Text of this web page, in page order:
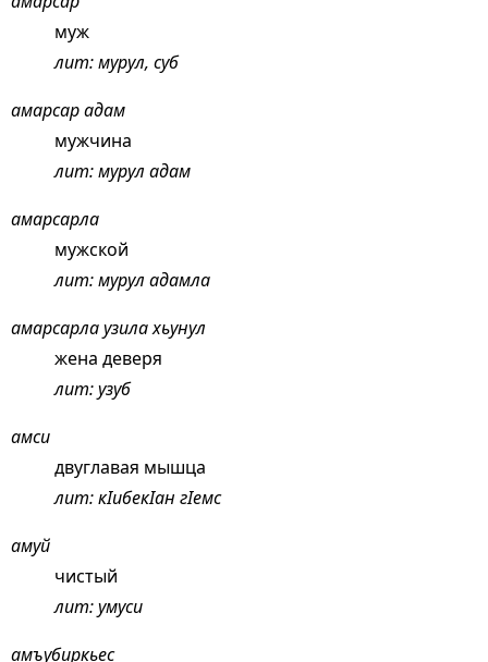
муж
лит: мурул, суб
амарсар адам
мужчина
лит: мурул адам
амарсарла
мужской
лит: мурул адамла
амарсарла узила хьунул
жена деверя
лит: узуб
амси
двуглавая мышца
лит: кIибекIан гIемс
амуй
чистый
лит: умуси
амъубиркьес